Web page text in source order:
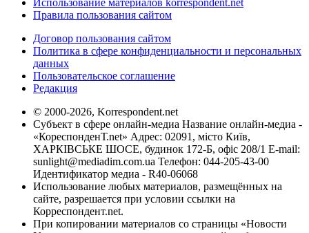
Правила пользования сайтом
Договор пользования сайтом
Политика в сфере конфиденциальности и персональных
данных
Пользовательское соглашение
Редакция
© 2000-2026, Korrespondent.net
Субъект в сфере онлайн-медиа Название онлайн-медиа -
«КореспонденТ.net» Адрес: 02091, місто Київ,
ХАРКІВСЬКЕ ШОСЕ, будинок 172-Б, офіс 208/1 E-mail:
sunlight@mediadim.com.ua Телефон: 044-205-43-00
Идентификатор медиа - R40-06068
Использование любых материалов, размещённых на
сайте, разрешается при условии ссылки на
Корреспондент.net.
При копировании материалов со страницы «Новости